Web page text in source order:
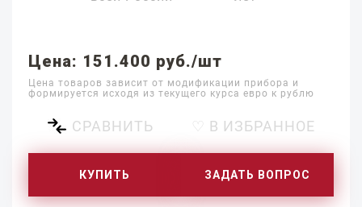
Цена: 151.400 руб./шт
Цена товаров зависит от модификации прибора и
формируется исходя из текущего курса евро к рублю
СРАВНИТЬ ♡ В ИЗБРАННОЕ
КУПИТЬ ЗАДАТЬ ВОПРОС